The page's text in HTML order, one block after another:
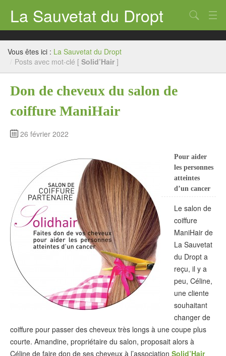
La Sauvetat du Dropt
Accueil
Mairie
Agenda 2026
Contact
Chercher
Vous êtes ici : La Sauvetat du Dropt
/ Posts avec mot-clé [ Solid’Hair ]
Don de cheveux du salon de
coiffure ManiHair
26 février 2022
Pour aider
les personnes
atteintes
d’un cancer
Le salon de
coiffure
ManiHair de
La Sauvetat
du Dropt a
reçu, il y a
peu, Céline,
une cliente
souhaitant
changer de
coiffure pour passer des cheveux très longs à une coupe plus
courte. Amandine, propriétaire du salon, proposait alors à
Céline de faire don de ses cheveux à l’association Solid’Hair